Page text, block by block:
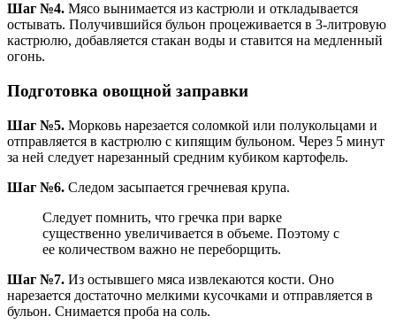
Шаг №4. Мясо вынимается из кастрюли и откладывается
остывать. Получившийся бульон процеживается в 3-литровую
кастрюлю, добавляется стакан воды и ставится на медленный
огонь.
Подготовка овощной заправки
Шаг №5. Морковь нарезается соломкой или полукольцами и
отправляется в кастрюлю с кипящим бульоном. Через 5 минут
за ней следует нарезанный средним кубиком картофель.
Шаг №6. Следом засыпается гречневая крупа.
Следует помнить, что гречка при варке
существенно увеличивается в объеме. Поэтому с
ее количеством важно не переборщить.
Шаг №7. Из остывшего мяса извлекаются кости. Оно
нарезается достаточно мелкими кусочками и отправляется в
бульон. Снимается проба на соль.